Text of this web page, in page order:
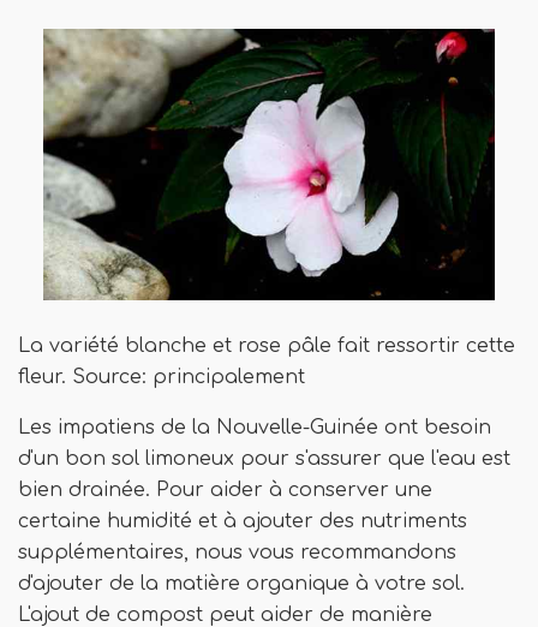
La variété blanche et rose pâle fait ressortir cette
fleur. Source: principalement
Les impatiens de la Nouvelle-Guinée ont besoin
d'un bon sol limoneux pour s'assurer que l'eau est
bien drainée. Pour aider à conserver une
certaine humidité et à ajouter des nutriments
supplémentaires, nous vous recommandons
d'ajouter de la matière organique à votre sol.
L'ajout de compost peut aider de manière